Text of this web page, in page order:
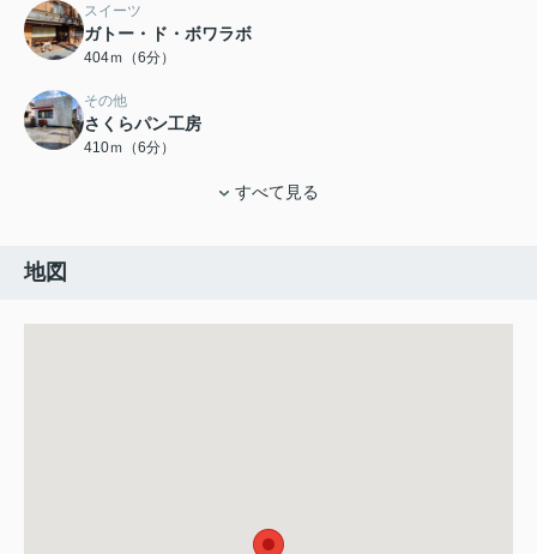
スイーツ
ガトー・ド・ボワラボ
404ｍ（6分）
その他
さくらパン工房
410ｍ（6分）
すべて見る
地図